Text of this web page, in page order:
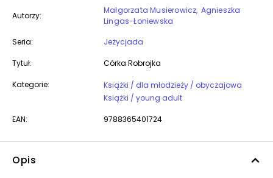
Autorzy:
Małgorzata Musierowicz Agnieszka
Lingas-Łoniewska
Seria:
Jeżycjada
Tytuł: Córka Robrojka
Kategorie:
Książki / dla młodzieży / obyczajowa
Książki / young adult
EAN: 9788365401724
Opis